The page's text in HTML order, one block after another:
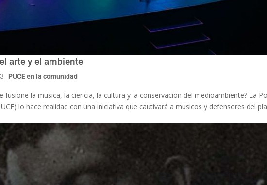
arte y el ambiente
| PUCE en la comunidad
fusione la música, la ciencia, la cultura y la conservación del medioambiente? La
lo hace realidad con una iniciativa que cautivará a músicos y defensores del